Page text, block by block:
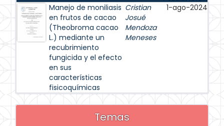
Manejo de moniliasis
en frutos de cacao
(Theobroma cacao
L.) mediante un
recubrimiento
fungicida y el efecto
en sus
características
fisicoquímicas
Cristian
Josué
Mendoza
Meneses
1-ago-2024
Temas